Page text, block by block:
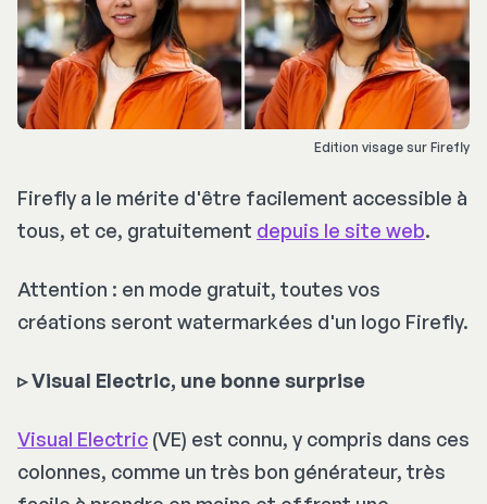
Edition visage sur Firefly
Firefly a le mérite d'être facilement accessible à
tous, et ce, gratuitement depuis le site web.
Attention : en mode gratuit, toutes vos
créations seront watermarkées d'un logo Firefly.
▹ Visual Electric, une bonne surprise
Visual Electric (VE) est connu, y compris dans ces
colonnes, comme un très bon générateur, très